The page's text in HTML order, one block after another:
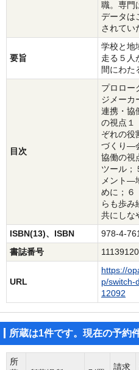
職。専門
データは
されてい
要旨
学校と地
走る５人
間にわた
目次
プロロ
ジメー
連携・協
の視点
ぞれの
づくり―
協働の
ツール
メント―
めに；
らも歩
共にしな
ISBN(13)、ISBN
978-4-
書誌番号
URL
https://
p/switch-
12092
所蔵は1件です。現在の予約
所
請求